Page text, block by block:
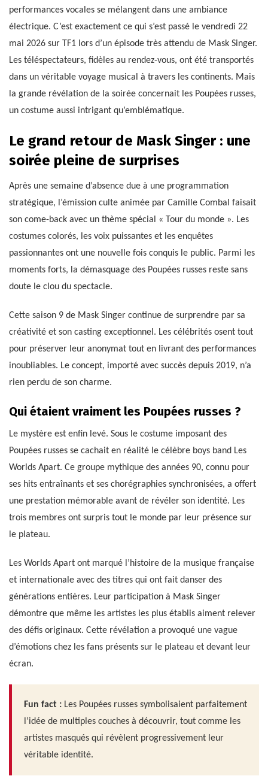
performances vocales se mélangent dans une ambiance
électrique. C’est exactement ce qui s’est passé le vendredi 22
mai 2026 sur TF1 lors d’un épisode très attendu de Mask Singer.
Les téléspectateurs, fidèles au rendez-vous, ont été transportés
dans un véritable voyage musical à travers les continents. Mais
la grande révélation de la soirée concernait les Poupées russes,
un costume aussi intrigant qu’emblématique.
Le grand retour de Mask Singer : une
soirée pleine de surprises
Après une semaine d’absence due à une programmation
stratégique, l’émission culte animée par Camille Combal faisait
son come-back avec un thème spécial « Tour du monde ». Les
costumes colorés, les voix puissantes et les enquêtes
passionnantes ont une nouvelle fois conquis le public. Parmi les
moments forts, la démasquage des Poupées russes reste sans
doute le clou du spectacle.
Cette saison 9 de Mask Singer continue de surprendre par sa
créativité et son casting exceptionnel. Les célébrités osent tout
pour préserver leur anonymat tout en livrant des performances
inoubliables. Le concept, importé avec succès depuis 2019, n’a
rien perdu de son charme.
Qui étaient vraiment les Poupées russes ?
Le mystère est enfin levé. Sous le costume imposant des
Poupées russes se cachait en réalité le célèbre boys band Les
Worlds Apart. Ce groupe mythique des années 90, connu pour
ses hits entraînants et ses chorégraphies synchronisées, a offert
une prestation mémorable avant de révéler son identité. Les
trois membres ont surpris tout le monde par leur présence sur
le plateau.
Les Worlds Apart ont marqué l’histoire de la musique française
et internationale avec des titres qui ont fait danser des
générations entières. Leur participation à Mask Singer
démontre que même les artistes les plus établis aiment relever
des défis originaux. Cette révélation a provoqué une vague
d’émotions chez les fans présents sur le plateau et devant leur
écran.
Fun fact : Les Poupées russes symbolisaient parfaitement
l’idée de multiples couches à découvrir, tout comme les
artistes masqués qui révèlent progressivement leur
véritable identité.